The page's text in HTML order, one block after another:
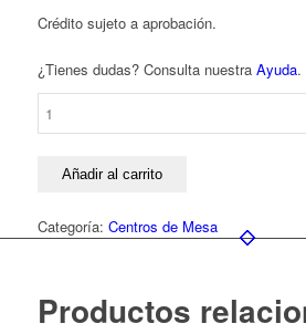
Crédito sujeto a aprobación.
¿Tienes dudas? Consulta nuestra Ayuda.
cantidad
Añadir al carrito
Categoría: Centros de Mesa
Productos